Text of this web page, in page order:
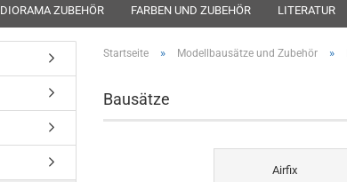
DIORAMA ZUBEHÖR FARBEN UND ZUBEHÖR LITERATUR
Startseite » Modellbausätze und Zubehör »
Bausätze
Airfix